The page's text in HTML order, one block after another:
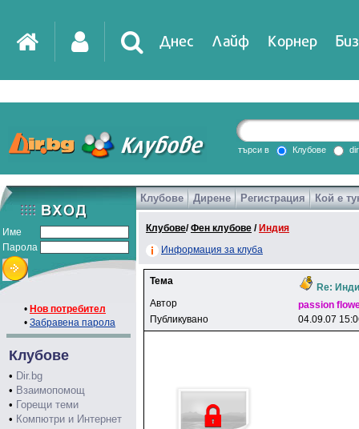
Днес Лайф Корнер
DirTV Impressio
Games
търси в Клубове
Име
Парола
• Нов потребител
• Забравена парола
Клубове
• Dir.bg
• Взаимопомощ
• Горещи теми
• Компютри и Интернет
Клубове Дирене Регистрация Кой е
Клубове/Фен клубове / Индия
Информация за клуба
Тема
Re:
Автор
passion
Публикувано
04.09.07